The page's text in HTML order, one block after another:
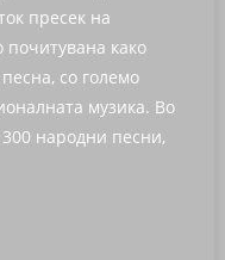
пресек на
како
со големо
музика. Во
народни песни,